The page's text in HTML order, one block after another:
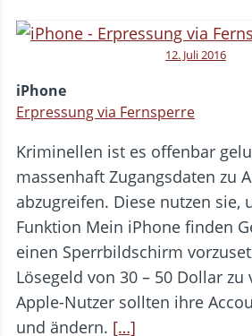
12. Juli 2016
iPhone
Erpressung via Fernsperre
Kriminellen ist es offenbar
massenhaft Zugangsdaten zu
abzugreifen. Diese nutzen sie,
Funktion Mein iPhone finden
einen Sperrbildschirm
Lösegeld von 30 – 50 Dollar zu
Apple-Nutzer sollten ihre
und ändern. […]